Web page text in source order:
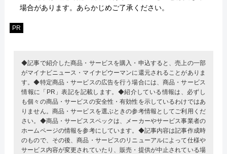
場合があります。あらかじめご了承ください。
PR
◆記事で紹介した商品・サービスを購入・申込すると、売上の一部
がマイナビニュース・マイナビウーマンに還元されることがありま
す。◆特定商品・サービスの広告を行う場合には、商品・サービス
情報に「PR」表記を記載します。◆紹介している情報は、必ずし
も個々の商品・サービスの安全性・有効性を示しているわけではあ
りません。商品・サービスを選ぶときの参考情報としてご利用くだ
さい。◆商品・サービススペックは、メーカーやサービス事業者の
ホームページの情報を参考にしています。◆記事内容は記事作成時
のもので、その後、商品・サービスのリニューアルによって仕様や
サービス内容が変更されていたり、販売・提供が中止されている場